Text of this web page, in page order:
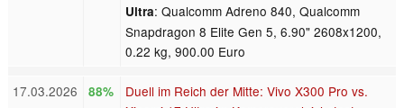
Ultra: Qualcomm Adreno 840, Qualcomm
Snapdragon 8 Elite Gen 5, 6.90" 2608x1200,
0.22 kg, 900.00 Euro
17.03.2026 88%
Duell im Reich der Mitte: Vivo X300 Pro vs.